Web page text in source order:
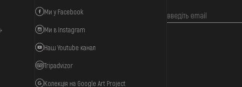
Ми у Facebook
Ми в Instagram
Наш Youtube канал
Tripadvizor
Колекція на Google Art Project